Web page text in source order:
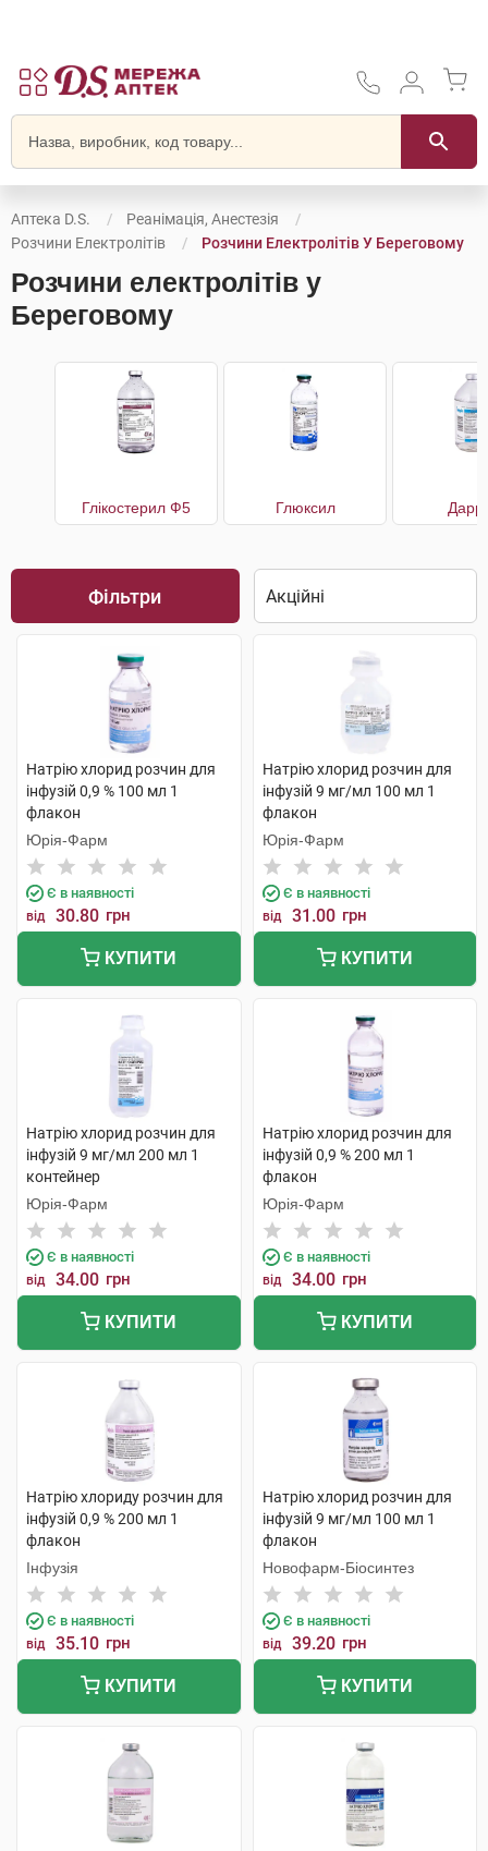
Аптека D.S.
Реанімація, Анестезія
Розчини Електролітів
Розчини Електролітів У Береговому
Розчини електролітів у
Береговому
Глікостерил Ф5 Глюксил
Фільтри
Натрію хлорид розчин для
інфузій 0,9 % 100 мл 1
флакон
Юрія-Фарм
Є в наявності
від 30.80 грн
КУПИТИ
Натрію хлорид розчин для
інфузій 9 мг/мл 100 мл 1
флакон
Юрія-Фарм
Є в наявності
від 31.00 грн
КУПИТИ
Натрію хлорид розчин для
інфузій 9 мг/мл 200 мл 1
контейнер
Юрія-Фарм
Є в наявності
від 34.00 грн
КУПИТИ
Натрію хлорид розчин для
інфузій 0,9 % 200 мл 1
флакон
Юрія-Фарм
Є в наявності
від 34.00 грн
КУПИТИ
Натрію хлориду розчин для
інфузій 0,9 % 200 мл 1
флакон
Інфузія
Є в наявності
від 35.10 грн
КУПИТИ
Натрію хлорид розчин для
інфузій 9 мг/мл 100 мл 1
флакон
Новофарм-Біосинтез
Є в наявності
від 39.20 грн
КУПИТИ